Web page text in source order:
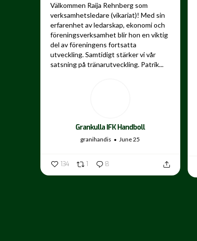
Välkommen Raija Rehnberg som
verksamhetsledare (vikariat)! Med sin
erfarenhet av ledarskap, ekonomi och
föreningsverksamhet blir hon en viktig
del av föreningens fortsatta
utveckling.Samtidigt stärker vi vår
satsning på tränarutveckling. Patrik...
Grankulla IFK Handboll
granihandis June 25
134 1 8